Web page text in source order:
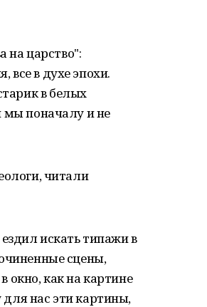
на царство":
все в духе эпохи.
в белых
мы поначалу и не
читали
искать типажи в
сцены,
окно, как на картине
нас эти картины,